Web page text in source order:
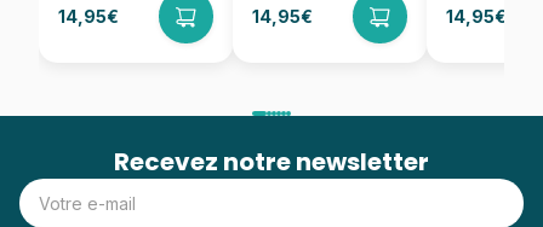
14,95€ 14,95€ 14,95€
Recevez notre newsletter